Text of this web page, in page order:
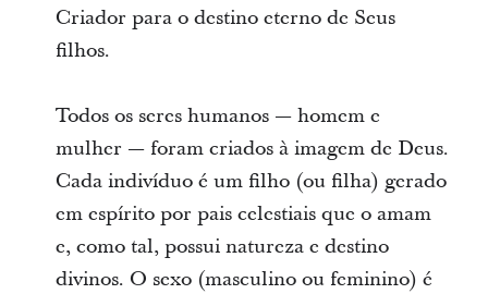
Criador para o destino eterno de Seus
filhos.
Todos os seres humanos — homem e
mulher — foram criados à imagem de Deus.
Cada indivíduo é um filho (ou filha) gerado
em espírito por pais celestiais que o amam
e, como tal, possui natureza e destino
divinos. O sexo (masculino ou feminino) é